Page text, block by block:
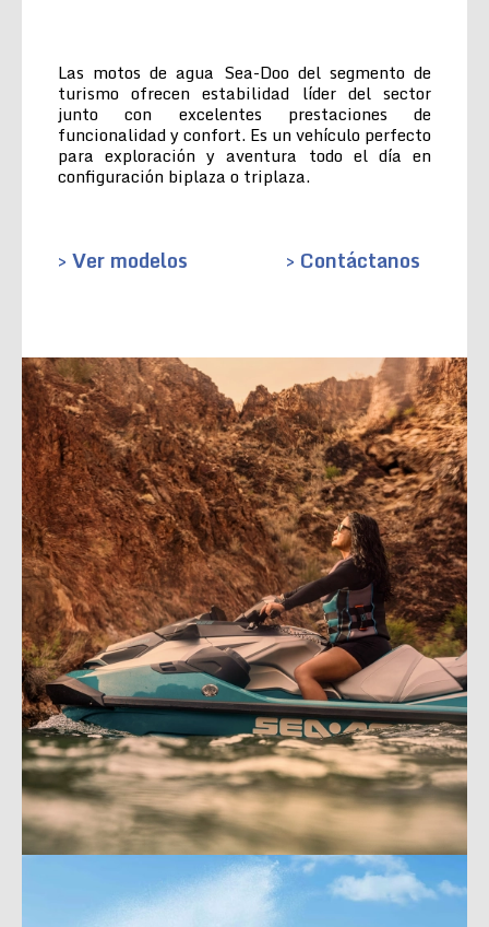
Las motos de agua Sea-Doo del segmento de
turismo ofrecen estabilidad líder del sector
junto con excelentes prestaciones de
funcionalidad y confort. Es un vehículo perfecto
para exploración y aventura todo el día en
configuración biplaza o triplaza.
> Ver modelos > Contáctanos